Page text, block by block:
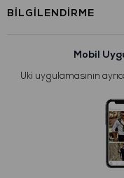
BILGILENDIRME
Mobil
Uki uygulamasının